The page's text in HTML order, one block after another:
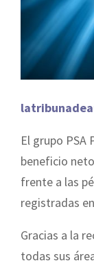
El grupo
beneficio
frente a las
registradas
Gracias a la
todas sus